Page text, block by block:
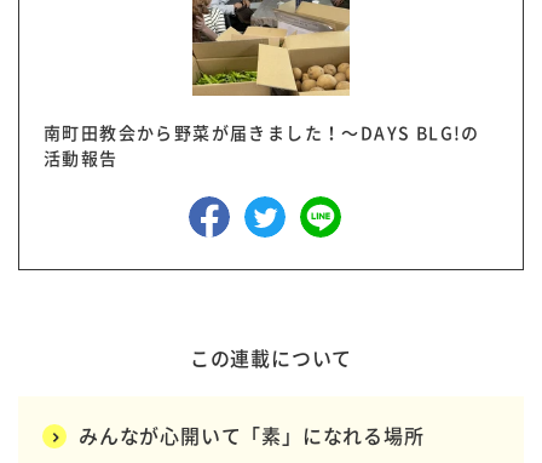
南町田教会から野菜が届きました！～DAYS BLG!の
活動報告
この連載について
みんなが心開いて「素」になれる場所